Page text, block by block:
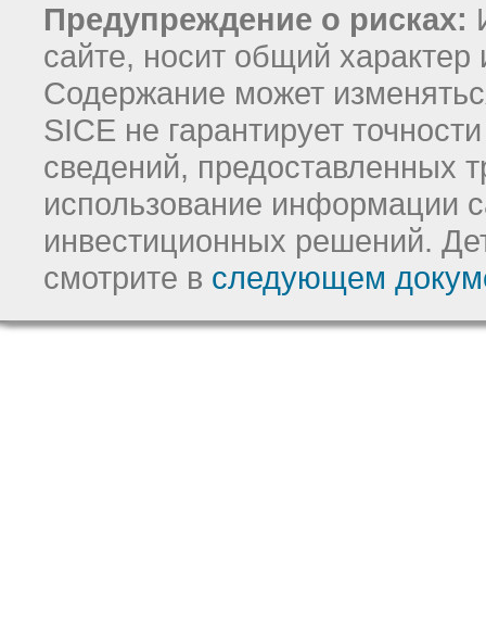
Предупреждение о рисках:
сайте, носит общий
Содержание может
SICE не гарантирует
сведений, предоставленных
использование информации
инвестиционных решений.
смотрите в следующем